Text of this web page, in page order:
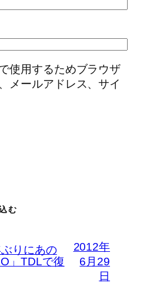
使用するためブラウザ
メールアドレス、サイ
む
りにあの
」TDLで復
2012年
6月29
日